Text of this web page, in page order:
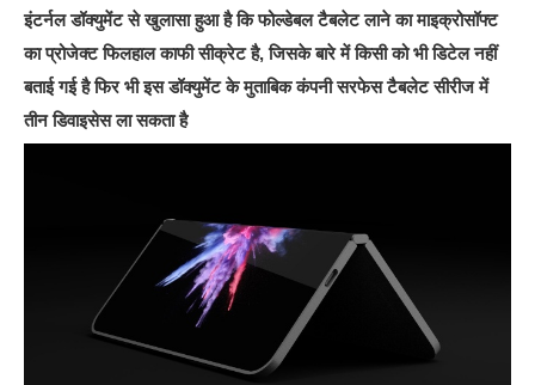
इंटर्नल डॉक्‍युमेंट से खुलासा हुआ है कि फोल्‍डेबल टैबलेट लाने का माइक्रोसॉफ्ट
का प्रोजेक्‍ट फिलहाल काफी सीक्रेट है, जिसके बारे में किसी को भी डिटेल नहीं
बताई गई है फिर भी इस डॉक्‍युमेंट के मुताबिक कंपनी सरफेस टैबलेट सीरीज में
तीन डिवाइसेस ला सकता है